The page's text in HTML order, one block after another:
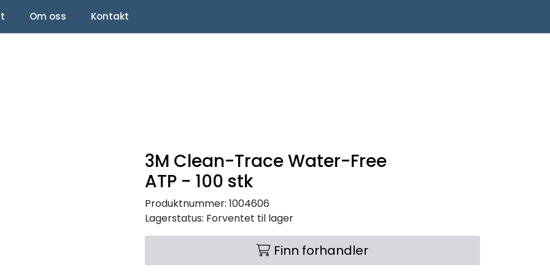
Om oss Kontakt
3M Clean-Trace Water-Free
ATP - 100 stk
Produktnummer: 1004606
Lagerstatus: Forventet til lager
Finn forhandler